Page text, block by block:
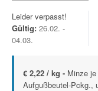
Leider verpasst!
Gültig: 26.02. -
04.03.
€ 2,22 / kg - Minze
Aufgußbeutel-Pckg.,